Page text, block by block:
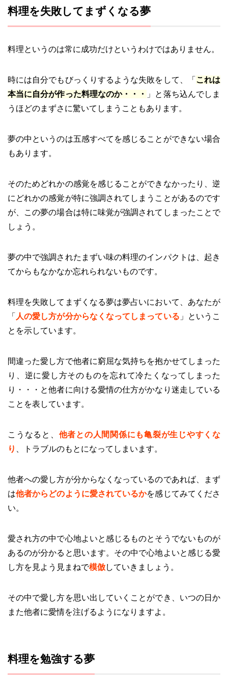
料理を失敗してまずくなる夢
料理というのは常に成功だけというわけではありません。
時には自分でもびっくりするような失敗をして、「 これは
本当に自分が作った料理なのか・・・
」と落ち込んでしま
うほどのまずさに驚いてしまうこともあります。
夢の中というのは五感すべてを感じることができない場合
もあります。
そのためどれかの感覚を感じることができなかったり、逆
にどれかの感覚が特に強調されてしまうことがあるのです
が、この夢の場合は特に味覚が強調されてしまったことで
しょう。
夢の中で強調されたまずい味の料理のインパクトは、起き
てからもなかなか忘れられないものです。
料理を失敗してまずくなる夢は夢占いにおいて、あなたが
「 人の愛し方が分からなくなってしまっている 」というこ
とを示しています。
間違った愛し方で他者に窮屈な気持ちを抱かせてしまった
り、逆に愛し方そのものを忘れて冷たくなってしまった
り・・・と他者に向ける愛情の仕方がかなり迷走している
ことを表しています。
こうなると、 他者との人間関係にも亀裂が生じやすくな
り
、トラブルのもとになってしまいます。
他者への愛し方が分からなくなっているのであれば、まず
は他者からどのように愛されているかを感じてみてくださ
い。
愛され方の中で心地よいと感じるものとそうでないものが
あるのが分かると思います。その中で心地よいと感じる愛
し方を見よう見まねで模倣していきましょう。
その中で愛し方を思い出していくことができ、いつの日か
また他者に愛情を注げるようになりますよ。
料理を勉強する夢